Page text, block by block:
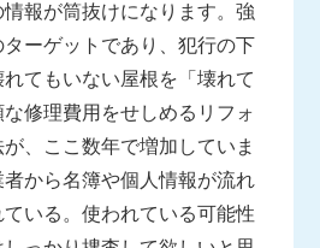
報が筒抜けになります。強
ーゲットであり、犯行の下
てもいない屋根を「壊れて
修理費用をせしめるリフォ
、ここ数年で増加していま
から名簿や個人情報が流れ
いる。使われている可能性